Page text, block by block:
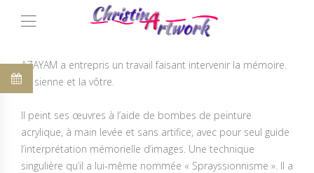
AZAYAM a entrepris un travail faisant intervenir la mémoire.
La sienne et la vôtre.
Il peint ses œuvres à l’aide de bombes de peinture
acrylique, à main levée et sans artifice, avec pour seul guide
l’interprétation mémorielle d’images. Une technique
singulière qu’il a lui-même nommée « Sprayssionnisme ». Il a